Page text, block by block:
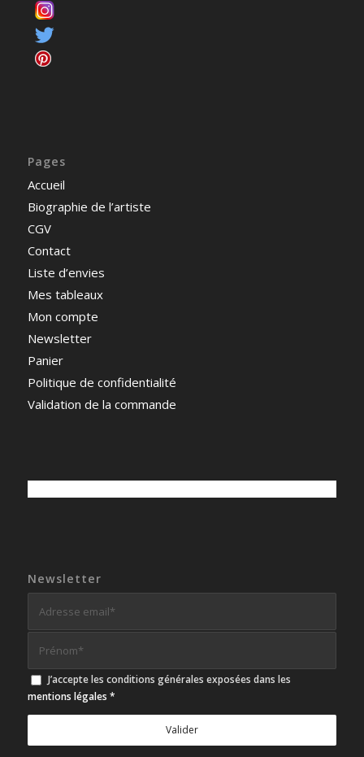
Pages
Accueil
Biographie de l’artiste
CGV
Contact
Liste d’envies
Mes tableaux
Mon compte
Newsletter
Panier
Politique de confidentialité
Validation de la commande
Newsletter
J’accepte les conditions générales exposées dans les
mentions légales *